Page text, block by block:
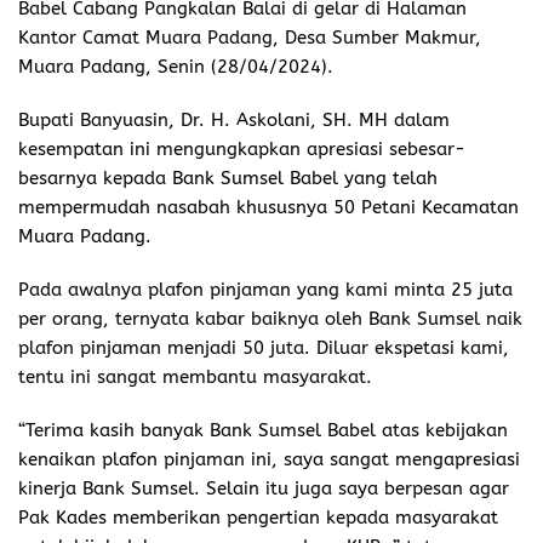
Babel Cabang Pangkalan Balai di gelar di Halaman
Kantor Camat Muara Padang, Desa Sumber Makmur,
Muara Padang, Senin (28/04/2024).
Bupati Banyuasin, Dr. H. Askolani, SH. MH dalam
kesempatan ini mengungkapkan apresiasi sebesar-
besarnya kepada Bank Sumsel Babel yang telah
mempermudah nasabah khususnya 50 Petani Kecamatan
Muara Padang.
Pada awalnya plafon pinjaman yang kami minta 25 juta
per orang, ternyata kabar baiknya oleh Bank Sumsel naik
plafon pinjaman menjadi 50 juta. Diluar ekspetasi kami,
tentu ini sangat membantu masyarakat.
“Terima kasih banyak Bank Sumsel Babel atas kebijakan
kenaikan plafon pinjaman ini, saya sangat mengapresiasi
kinerja Bank Sumsel. Selain itu juga saya berpesan agar
Pak Kades memberikan pengertian kepada masyarakat